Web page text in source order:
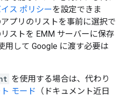
ス ポリシーを設定できま
プリのリストを事前に選択で
ストを EMM サーバーに保存
用して Google に渡す必要は
を使用する場合は、代わり
モード
（ドキュメント近日